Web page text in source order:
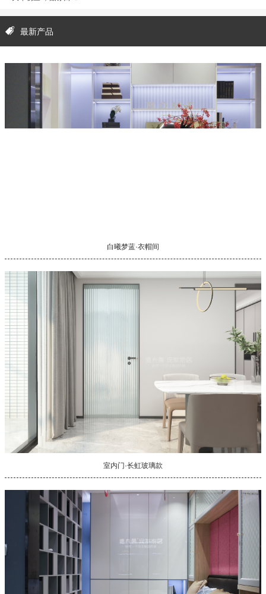
最新产品
白曦梦蓝·衣帽间
室内门·长虹玻璃款